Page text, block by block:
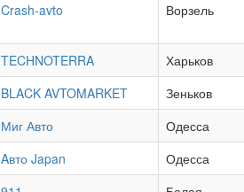
Crash-avto
Ворзель
TECHNOTERRA
Харьков
BLACK AVTOMARKET
Зеньков
Миг Авто
Одесса
Aвто Japan
Одесса